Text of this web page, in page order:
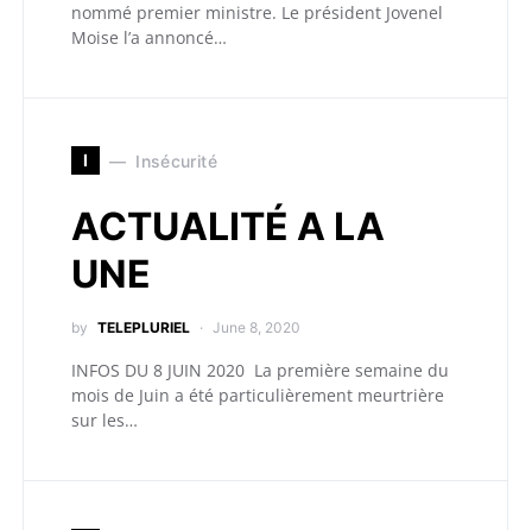
nommé premier ministre. Le président Jovenel
Moise l’a annoncé…
I Insécurité
ACTUALITÉ A LA
UNE
by TELEPLURIEL June 8, 2020
INFOS DU 8 JUIN 2020 La première semaine du
mois de Juin a été particulièrement meurtrière
sur les…